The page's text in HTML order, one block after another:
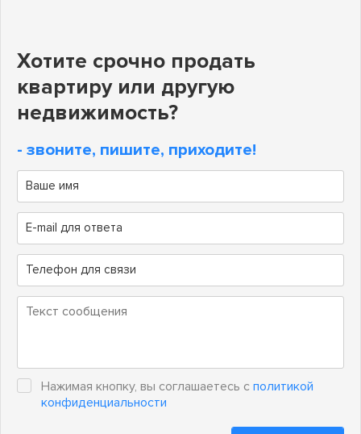
Хотите срочно продать
квартиру или другую
недвижимость?
- звоните, пишите, приходите!
Нажимая кнопку, вы соглашаетесь с политикой
конфиденциальности